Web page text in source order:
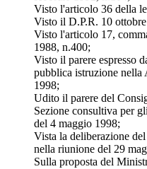
Visto l'articolo 36 della
Visto il D.P.R. 10
Visto l'articolo 17,
1988, n.400;
Visto il parere espresso
pubblica istruzione nella
1998;
Udito il parere del
Sezione consultiva per
del 4 maggio 1998;
Vista la deliberazione
nella riunione del 29
Sulla proposta del